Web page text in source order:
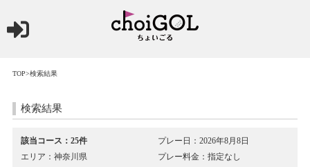
TOP>検索結果
検索結果
該当コース：25件
プレー日：2026年8月8日
エリア：神奈川県
プレー料金：指定なし